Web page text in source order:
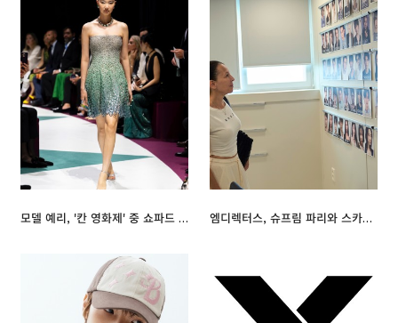
모델 예리, '칸 영화제' 중 쇼파드 패션쇼 무대 올라 엠디렉터스, 슈프림 파리와 스카우팅 진행… 글로벌 시장 공략 나선다